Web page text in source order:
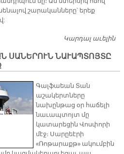
շարականները՝ երեք
Կարդալ աւելին
ՍԱՆԵՐՈՒՆ ՆԱՒԱՊՏՈՅՏԸ
Գալֆաեան Տան
աշակերտները
նախընթաց օր հաճելի
նաւապտոյտ մը
կատարեցին Վոսփորի
մէջ։ Սարըեէրի
«Ռոթարաքթ» ակումբին